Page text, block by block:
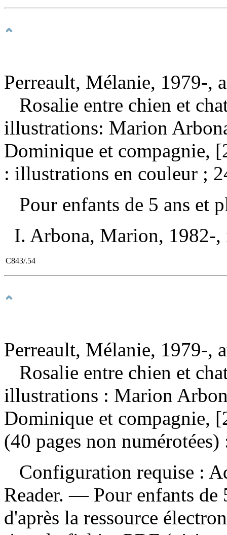
Perreault, Mélanie, 1979-,
Rosalie entre chien et
illustrations: Marion
Dominique et compagnie,
: illustrations en couleur ;
Pour enfants de 5 ans et
I. Arbona, Marion, 1982-
C843/.54
Perreault, Mélanie, 1979-,
Rosalie entre chien et
illustrations : Marion
Dominique et compagnie,
(40 pages non
Configuration requise :
Reader. — Pour enfants
d'après la ressource